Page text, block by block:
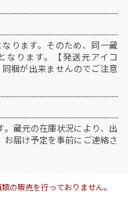
ります。 そのため、同一蔵
なります。
【発送元アイコ
梱が出来ませんのでご注意
蔵元の在庫状況により、出
届け予定を事前にご連絡さ
の販売を行っておりません。